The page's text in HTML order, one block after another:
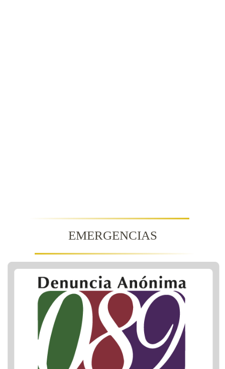
EMERGENCIAS